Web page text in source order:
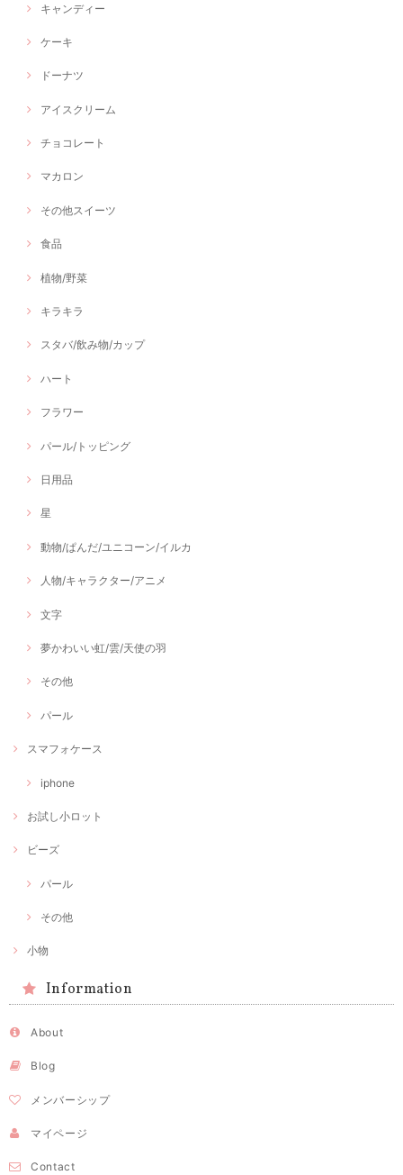
キャンディー
ケーキ
ドーナツ
アイスクリーム
チョコレート
マカロン
その他スイーツ
食品
植物/野菜
キラキラ
スタバ/飲み物/カップ
ハート
フラワー
パール/トッピング
日用品
星
動物/ぱんだ/ユニコーン/イルカ
人物/キャラクター/アニメ
文字
夢かわいい虹/雲/天使の羽
その他
パール
スマフォケース
iphone
お試し小ロット
ビーズ
パール
その他
小物
Information
About
Blog
メンバーシップ
マイページ
Contact